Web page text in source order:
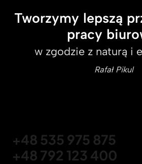
Tworzymy lepszą
pracy
w zgodzie z naturą i
Rafał Pikul
+48 535 975 875
+48 792 123 400